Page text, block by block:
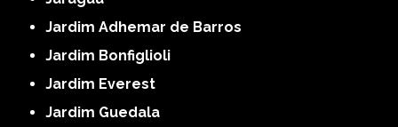
Jardim Adhemar de Barros
Jardim Bonfiglioli
Jardim Everest
Jardim Guedala